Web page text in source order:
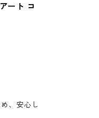
ート コ
、安心し